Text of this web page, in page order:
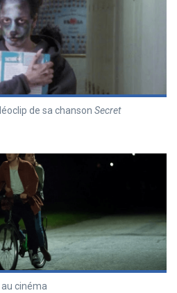
de sa chanson Secret
cinéma